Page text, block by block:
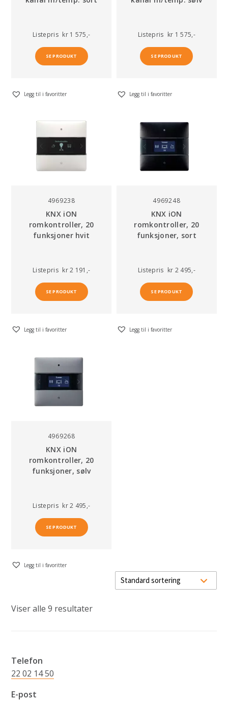
Listepris kr 1 575,-
SE PRODUKT
Legg til i favoritter
Listepris kr 1 575,-
SE PRODUKT
Legg til i favoritter
4969238
KNX iON
romkontroller, 20
funksjoner hvit
Listepris kr 2 191,-
SE PRODUKT
Legg til i favoritter
4969248
KNX iON
romkontroller, 20
funksjoner, sort
Listepris kr 2 495,-
SE PRODUKT
Legg til i favoritter
4969268
KNX iON
romkontroller, 20
funksjoner, sølv
Listepris kr 2 495,-
SE PRODUKT
Legg til i favoritter
Viser alle 9 resultater
Telefon
22 02 14 50
E-post